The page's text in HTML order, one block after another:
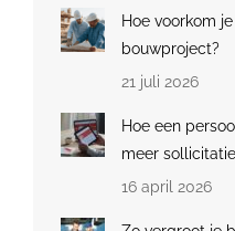
Hoe voorkom
bouwproject?
21 juli 2026
Hoe een
meer
16 april 2026